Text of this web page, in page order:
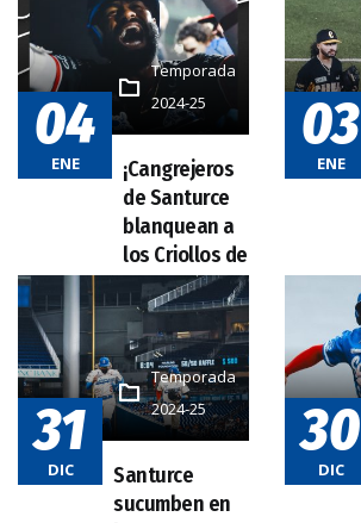
Temporada
2024-25
04
ENE
03
ENE
Temporada
2024-25
31
DIC
30
DIC